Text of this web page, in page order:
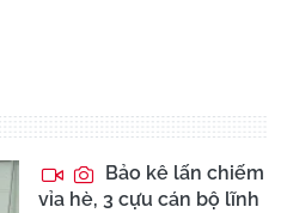
Bảo kê lấn chiếm
vỉa hè, 3 cựu cán bộ lĩnh